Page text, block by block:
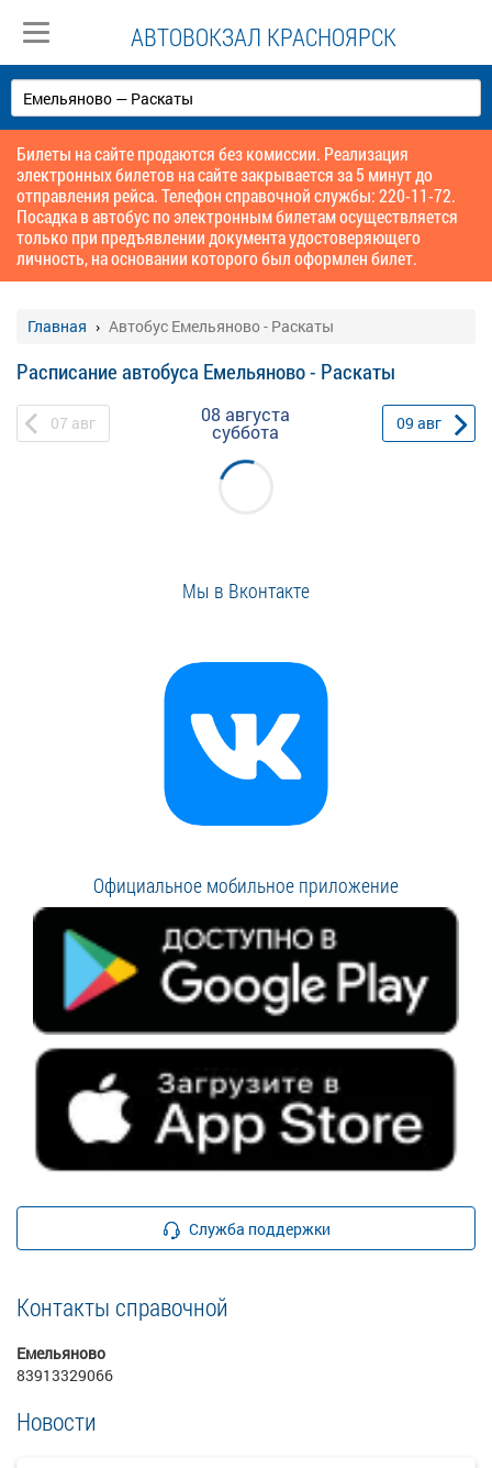
АВТОВОКЗАЛ КРАСНОЯРСК
Билеты на сайте продаются без комиссии. Реализация
электронных билетов на сайте закрывается за 5 минут до
отправления рейса. Телефон справочной службы: 220-11-72.
Посадка в автобус по электронным билетам осуществляется
только при предъявлении документа удостоверяющего
личность, на основании которого был оформлен билет.
Главная Автобус Емельяново - Раскаты
Расписание автобуса Емельяново - Раскаты
07 авг 08 августа
суббота 09 авг
Мы в Вконтакте
Официальное мобильное приложение
Служба поддержки
Контакты справочной
Емельяново
83913329066
Новости